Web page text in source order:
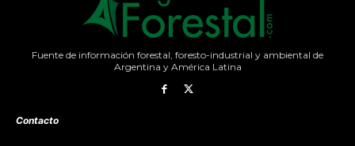
Fuente de información forestal, foresto-industrial y ambiental de
Argentina y América Latina
Contacto